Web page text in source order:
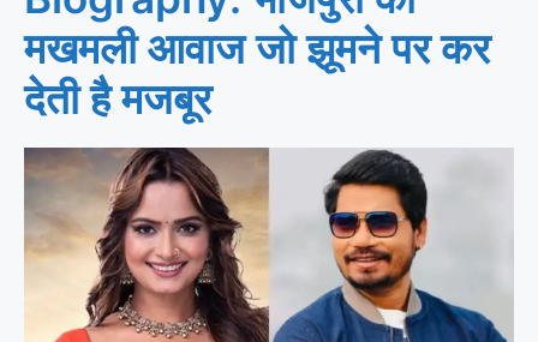
मखमली आवाज जो झूमने पर कर
देती है मजबूर